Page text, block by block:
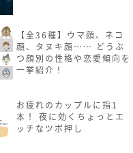
【全36種】ウマ顔、ネコ
顔、タヌキ顔…… どうぶ
つ顔別の性格や恋愛傾向を
一挙紹介！
お疲れのカップルに指1
本！ 夜に効くちょっとエ
ッチなツボ押し